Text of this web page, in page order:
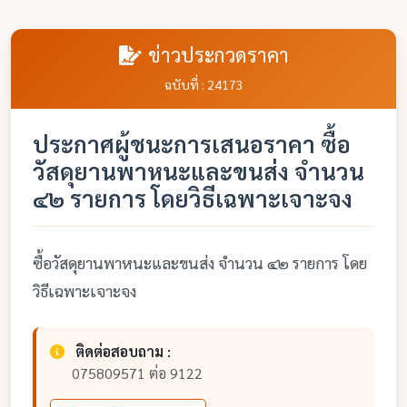
ข่าวประกวดราคา
ฉบับที่ : 24173
ประกาศผู้ชนะการเสนอราคา ซื้อ
วัสดุยานพาหนะและขนส่ง จำนวน
๔๒ รายการ โดยวิธีเฉพาะเจาะจง
ซื้อวัสดุยานพาหนะและขนส่ง จำนวน ๔๒ รายการ โดย
วิธีเฉพาะเจาะจง
ติดต่อสอบถาม :
075809571 ต่อ 9122